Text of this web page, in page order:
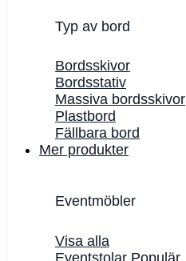
Typ av bord
Bordsskivor
Bordsstativ
Massiva bordsskivor
Plastbord
Fällbara bord
Mer produkter
Eventmöbler
Visa alla
Eventstolar